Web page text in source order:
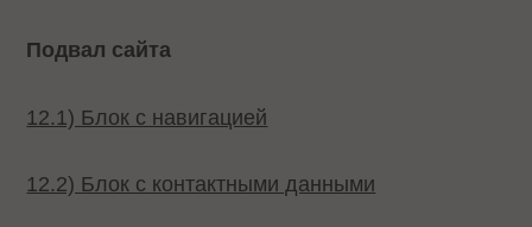
Подвал сайта
12.1) Блок с навигацией
12.2) Блок с контактными данными